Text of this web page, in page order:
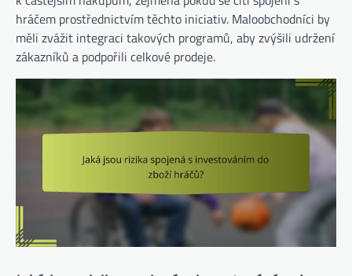
hráčem prostřednictvím těchto iniciativ. Maloobchodníci by
měli zvážit integraci takových programů, aby zvýšili udržení
zákazníků a podpořili celkové prodeje.